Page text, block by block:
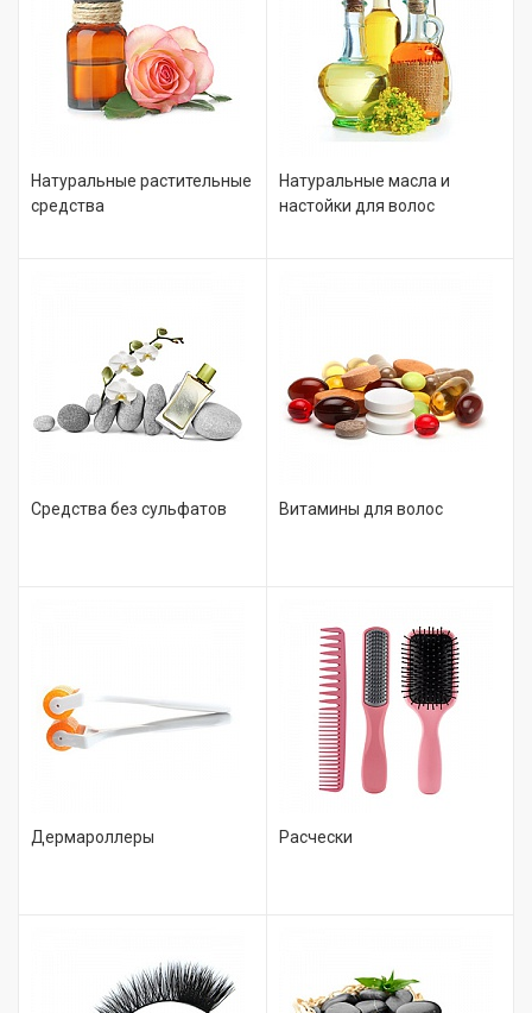
Натуральные растительные
средства
Натуральные масла и
настойки для волос
Средства без сульфатов Витамины для волос
Дермароллеры Расчески